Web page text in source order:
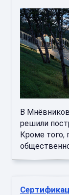
В
решили
Кроме того,